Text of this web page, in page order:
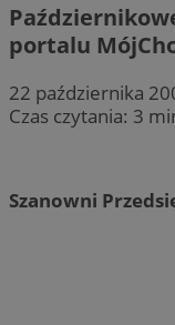
portalu
22 października
Czas czytania: 3
Szanowni